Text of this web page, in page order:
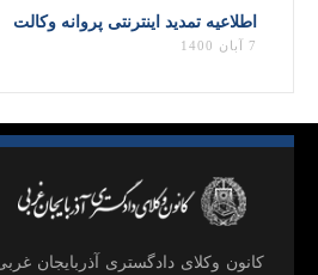
اطلاعیه تمدید اینترنتی پروانه وکالت
7 آبان 1400
كانون وكلای دادگستری آذربايجان